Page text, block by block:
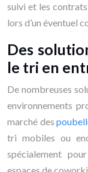
suivi et les
lors d’un éventuel
Des
le tri en
De nombreuses
environnements
marché des
tri mobiles ou
spécialement